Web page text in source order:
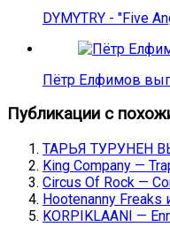
DYMYTRY - "Five
Пётр Елфимов
Публикации с
ТАРЬЯ ТУРУНЕН
King Company —
Circus Of Rock —
Hootenanny
KORPIKLAANI —